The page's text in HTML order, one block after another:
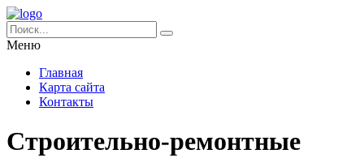
Меню
Главная
Карта сайта
Контакты
Строительно-ремонтные